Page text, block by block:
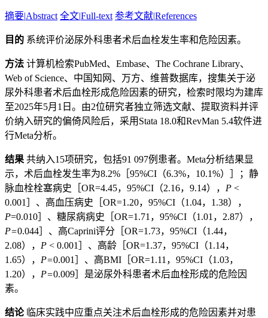
摘要|Abstract 全文|Full-text 参考文献|References
目的 系统评价泌尿外科患者术后血栓发生率和危险因素。
方法 计算机检索PubMed、Embase、The Cochrane Library、
Web of Science、中国知网、万方、维普数据库，搜集关于泌
尿外科患者术后血栓形成危险因素的研究，检索时限均为建库
至2025年5月1日。由2位研究者独立筛选文献、提取资料并评
价纳入研究的偏倚风险后，采用Stata 18.0和RevMan 5.4软件进
行Meta分析。
结果 共纳入15项研究，包括91 097例患者。Meta分析结果显
示，术后血栓发生率为8.2%［95%CI（6.3%，10.1%）］；静
脉血栓栓塞病史［OR=4.45，95%CI（2.16，9.14）， P <
0.001］、高血压病史［OR=1.20，95%CI（1.04，1.38），
P=0.010］、糖尿病病史［OR=1.71，95%CI（1.01，2.87），
P=0.044］、高Caprini评分［OR=1.73，95%CI（1.44，
2.08）， P < 0.001］、高龄［OR=1.37，95%CI（1.14，
1.65）， P=0.001］、高BMI［OR=1.11，95%CI（1.03，
1.20）， P=0.009］是泌尿外科患者术后血栓形成的危险因
素。
结论临床实践中应重点关注术后血栓形成的危险因素并对患